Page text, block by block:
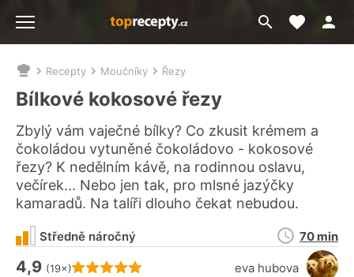
Přejít
na
Moje
Nacházíte
se
zde:
Recepty Moučníky Řezy
Bílkové kokosové řezy
Zbylý vám vaječné bílky? Co zkusit krémem a
čokoládou vytuněné čokoládovo - kokosové
řezy? K nedělním kávě, na rodinnou oslavu,
večírek... Nebo jen tak, pro mlsné jazýčky
kamaradů. Na talíři dlouho čekat nebudou.
Hodnocení receptu je
4,9 (19×) eva hubova
Středně náročný
Doba
přípravy
70 min